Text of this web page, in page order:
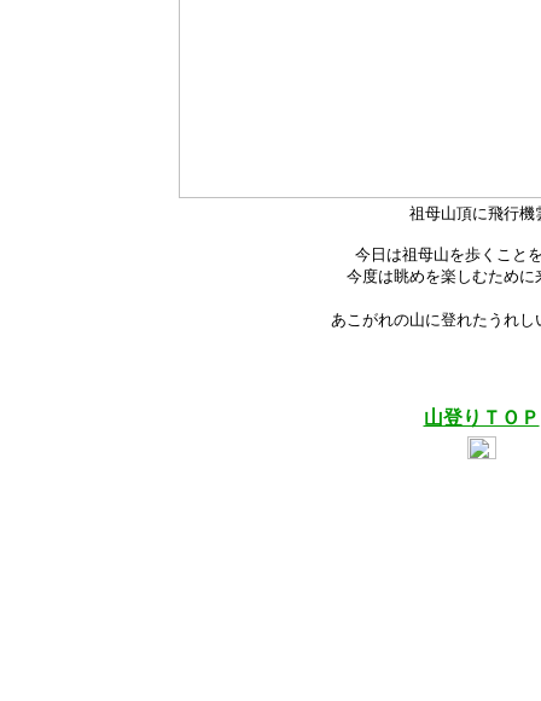
祖母山頂に飛行機
今日は祖母山を歩くこと
今度は眺めを楽しむために
あこがれの山に登れたうれし
山登りＴＯＰ